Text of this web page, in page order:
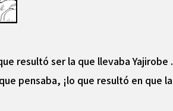
resultó ser la que llevaba Yajirobe .
pensaba, ¡lo que resultó en que la